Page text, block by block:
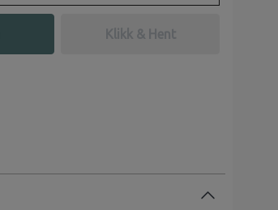
Klikk & Hent